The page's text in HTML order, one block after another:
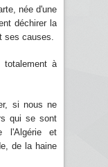
née d'une
déchirer la
ses causes.
totalement à
si nous ne
qui se sont
l'Algérie et
de la haine